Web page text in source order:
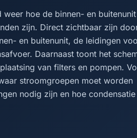
hoe de binnen- en buitenunit
zijn. Direct zichtbaar zijn
en buitenunit, de leidingen
Daarnaast toont het
van filters en pompen.
stroomgroepen moet worden
nodig zijn en hoe